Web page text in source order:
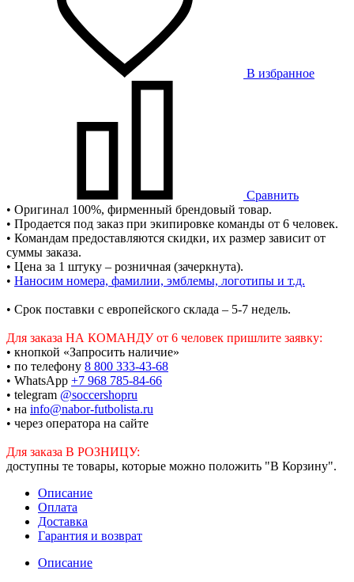
В избранное
Сравнить
• Оригинал 100%, фирменный брендовый товар.
• Продается под заказ при экипировке команды от 6 человек.
• Командам предоставляются скидки, их размер зависит от
суммы заказа.
• Цена за 1 штуку – розничная (зачеркнута).
• Наносим номера, фамилии, эмблемы, логотипы и т.д.
• Срок поставки с европейского склада – 5-7 недель.
Для заказа НА КОМАНДУ от 6 человек пришлите заявку:
• кнопкой «Запросить наличие»
• по телефону 8 800 333-43-68
• WhatsApp +7 968 785-84-66
• telegram @soccershopru
• на info@nabor-futbolista.ru
• через оператора на сайте
Для заказа В РОЗНИЦУ:
доступны те товары, которые можно положить "В Корзину".
Описание
Оплата
Доставка
Гарантия и возврат
Описание